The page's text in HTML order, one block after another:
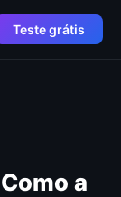
Teste grátis
a